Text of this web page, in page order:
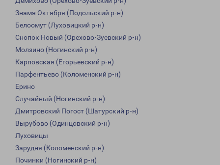
Знамя Октября (Подольский р-н)
Белоомут (Луховицкий р-н)
Снопок Новый (Орехово-Зуевский р-н)
Молзино (Ногинский р-н)
Карповская (Егорьевский р-н)
Парфентьево (Коломенский р-н)
Ерино
Случайный (Ногинский р-н)
Дмитровский Погост (Шатурский р-н)
Вырубово (Одинцовский р-н)
Луховицы
Зарудня (Коломенский р-н)
Починки (Ногинский р-н)